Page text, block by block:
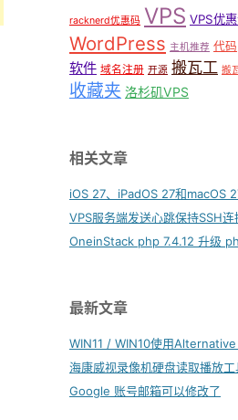
racknerd优惠码 VPS VPS优
WordPress 主机推荐 代码
软件 域名注册 开源 搬瓦工 搬
收藏夹 洛杉矶VPS
相关文章
VPS服务端发送心跳保持SSH连
OneinStack php 7.4.12 升级
最新文章
海康威视录像机硬盘读取播放
Google 账号邮箱可以修改了